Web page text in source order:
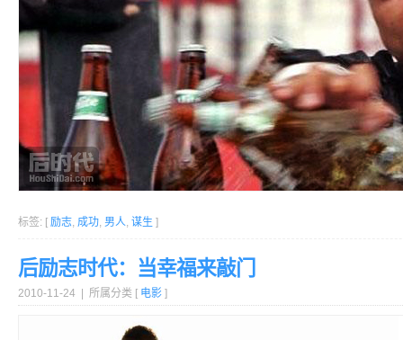
标签: [ 励志, 成功, 男人, 谋生 ]
后励志时代：当幸福来敲门
2010-11-24 | 所属分类 [ 电影 ]